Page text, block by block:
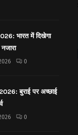
भारत में दिखेगा
0
बुराई पर अच्छाई
0